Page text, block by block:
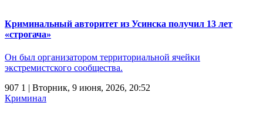
Криминальный авторитет из Усинска получил 13 лет
«строгача»
Он был организатором территориальной ячейки
экстремистского сообщества.
907 1 | Вторник, 9 июня, 2026, 20:52
Криминал